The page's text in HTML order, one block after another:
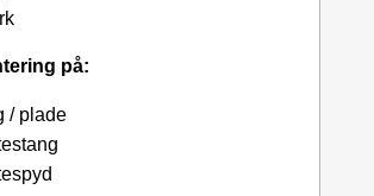
på:
/ plade